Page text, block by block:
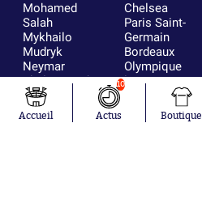
Mohamed
Salah
Mykhailo
Mudryk
Neymar
Khalis Merah
Loïs Openda
Moussa
Chelsea
Paris Saint-
Germain
Bordeaux
Olympique
lyonnais
Real Madrid
RC Strasbourg
Accueil
10
Actus Boutique